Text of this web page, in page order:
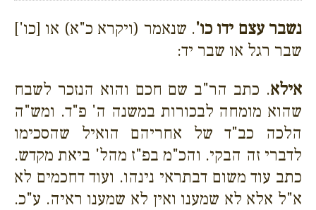
נשבר עצם ידו כו'. שנאמר (ויקרא כ"א) או [כו']
שבר רגל או שבר יד:
אילא. כתב הר"ב שם חכם והוא הנזכר לשבח
שהוא מומחה לבכורות במשנה ה' פ"ד. ומש"ה
הלכה כב"ד של אחריהם הואיל שהסכימו
לדברי זה הבקי. והכ"מ בפ"ז מהל' ביאת מקדש.
כתב עוד משום דבתראי נינהו. ועוד דחכמים לא
א"ל אלא לא שמענו ואין לא שמענו ראיה. ע"כ.